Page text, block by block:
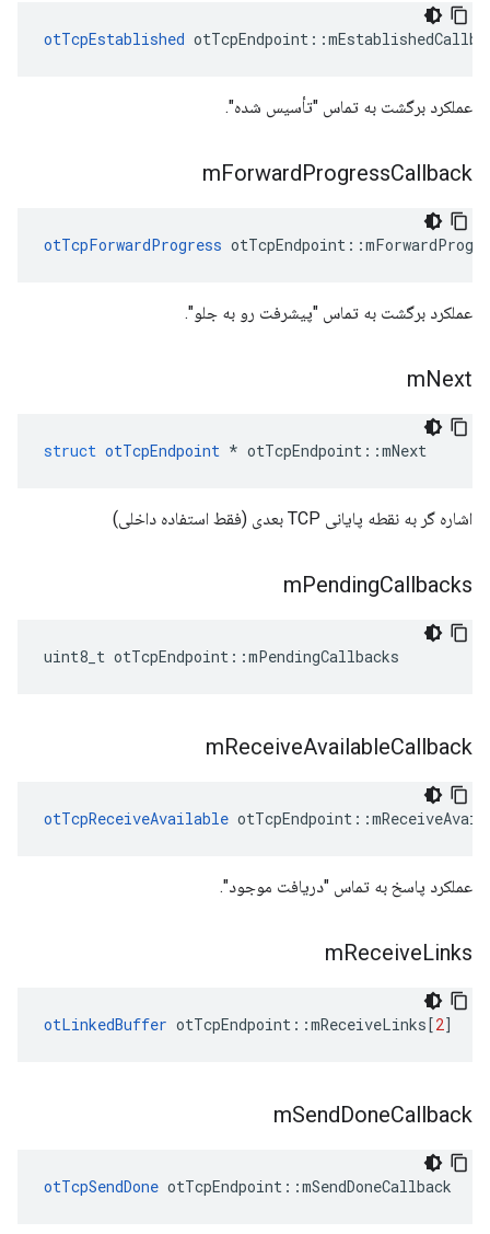
otTcpEstablished otTcpEndpoint ::
عملکرد برگشت به تماس "تأسیس شده".
mForwardProgressCallback
otTcpForwardProgress otTcpEndpoint ::
عملکرد برگشت به تماس "پیشرفت رو به جلو".
mNext
struct otTcpEndpoint * otTcpEndpoint ::mNext
اشاره گر به نقطه پایانی TCP بعدی (فقط استفاده داخلی)
mPendingCallbacks
uint8_t otTcpEndpoint ::mPendingCallbacks
mReceiveAvailableCallback
otTcpReceiveAvailable otTcpEndpoint ::
عملکرد پاسخ به تماس "دریافت موجود".
mReceiveLinks
otLinkedBuffer otTcpEndpoint ::mReceiveLinks[2]
mSendDoneCallback
otTcpSendDone otTcpEndpoint ::mSendDoneCallback